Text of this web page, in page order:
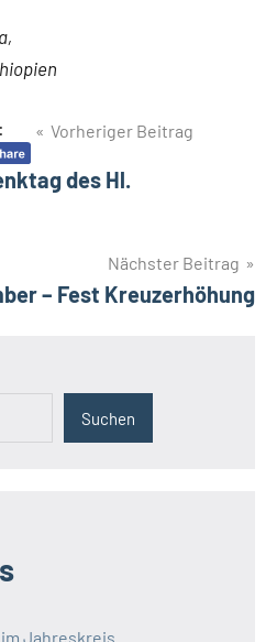
Vorheriger Beitrag
des Hl.
Nächster Beitrag
– Fest Kreuzerhöhung
Suchen
Jahreskreis